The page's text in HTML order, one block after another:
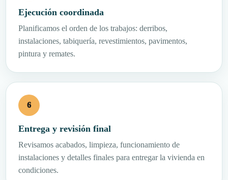
Ejecución coordinada
Planificamos el orden de los trabajos: derribos,
instalaciones, tabiquería, revestimientos, pavimentos,
pintura y remates.
Entrega y revisión final
Revisamos acabados, limpieza, funcionamiento de
instalaciones y detalles finales para entregar la vivienda en
condiciones.